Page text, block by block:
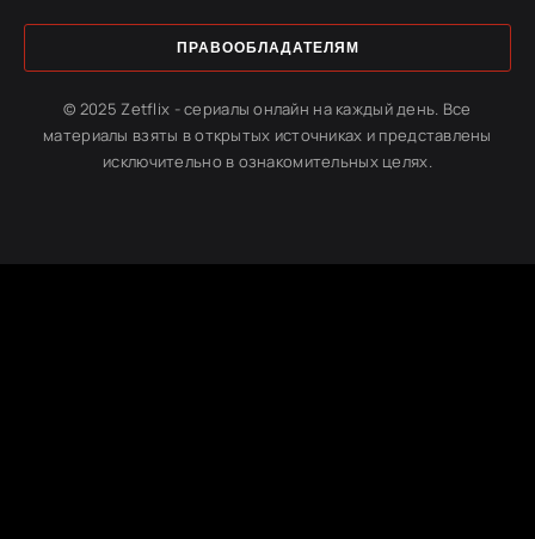
ПРАВООБЛАДАТЕЛЯМ
© 2025 Zetflix - сериалы онлайн на каждый день. Все
материалы взяты в открытых источниках и представлены
исключительно в ознакомительных целях.